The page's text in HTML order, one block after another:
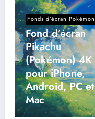
Fonds d’écran Pokémon
Fond d’écran
Pikachu
(Pokémon) 4K
pour iPhone,
Android, PC et
Mac